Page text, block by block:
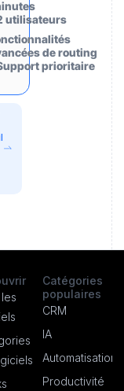
utilisateurs
de routing
prioritaire
Catégories
populaires
CRM
IA
Automatisation
Productivité